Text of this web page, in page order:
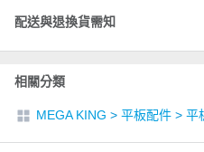
配送與退換貨需知
相關分類
MEGA KING > 平板配件 > 平